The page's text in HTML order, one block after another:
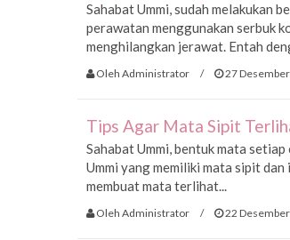
Sahabat Ummi, sudah melakukan
perawatan menggunakan serbuk
menghilangkan jerawat. Entah
Oleh Administrator / 27
Tips Agar Mata Sipit
Sahabat Ummi, bentuk mata
Ummi yang memiliki mata sipit
membuat mata terlihat...
Oleh Administrator / 22